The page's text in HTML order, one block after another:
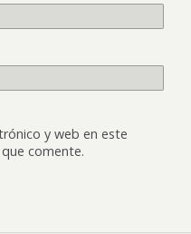
y web en este
comente.